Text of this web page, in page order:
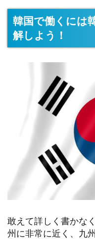
韓国で働くには
解しよう！
敢えて詳しく書かな
州に非常に近く、九